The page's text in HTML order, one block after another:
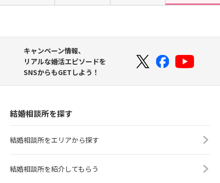
キャンペーン情報、
リアルな婚活エピソードを
SNSからもGETしよう！
結婚相談所を探す
結婚相談所をエリアから探す
結婚相談所を紹介してもらう